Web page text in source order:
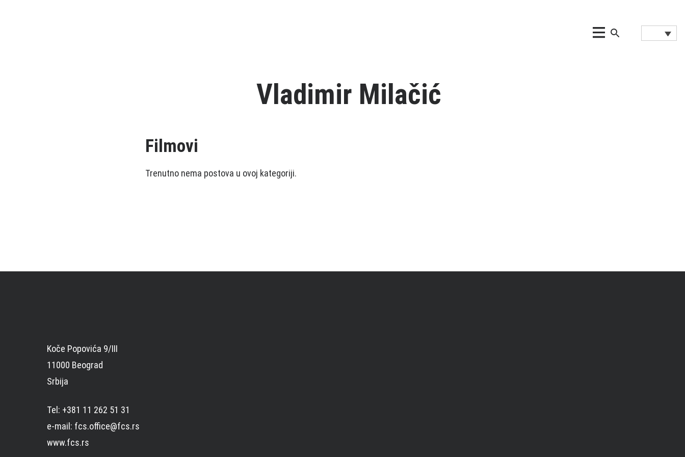
Vladimir Milačić
Filmovi
Trenutno nema postova u ovoj kategoriji.
Koče Popovića 9/III
11000 Beograd
Srbija
Tel: +381 11 262 51 31
e-mail: fcs.office@fcs.rs
www.fcs.rs